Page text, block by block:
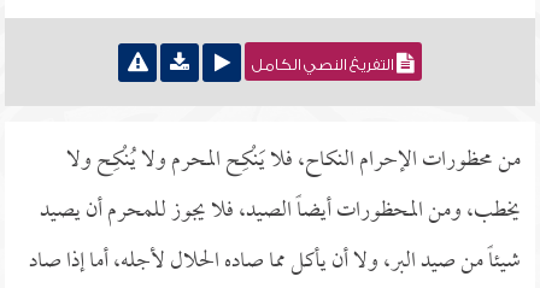
التفريغ النصي الكامل
من محظورات الإحرام النكاح، فلا يَنْكِح المحرم ولا يُنْكِح ولا
يخطب، ومن المحظورات أيضاً الصيد، فلا يجوز للمحرم أن يصيد
شيئاً من صيد البر، ولا أن يأكل مما صاده الحلال لأجله، أما إذا صاد